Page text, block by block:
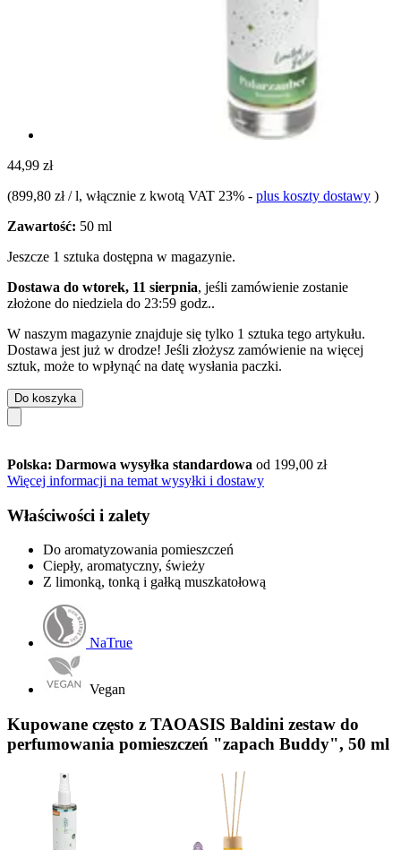
44,99 zł
(899,80 zł / l, włącznie z kwotą VAT 23% - plus koszty dostawy )
Zawartość: 50 ml
Jeszcze 1 sztuka dostępna w magazynie.
Dostawa do wtorek, 11 sierpnia, jeśli zamówienie zostanie
złożone do niedziela do 23:59 godz..
W naszym magazynie znajduje się tylko 1 sztuka tego artykułu.
Dostawa jest już w drodze! Jeśli złożysz zamówienie na więcej
sztuk, może to wpłynąć na datę wysłania paczki.
Do koszyka
Polska: Darmowa wysyłka standardowa od 199,00 zł
Więcej informacji na temat wysyłki i dostawy
Właściwości i zalety
Do aromatyzowania pomieszczeń
Ciepły, aromatyczny, świeży
Z limonką, tonką i gałką muszkatołową
NaTrue
Vegan
Kupowane często z TAOASIS Baldini zestaw do
perfumowania pomieszczeń "zapach Buddy", 50 ml